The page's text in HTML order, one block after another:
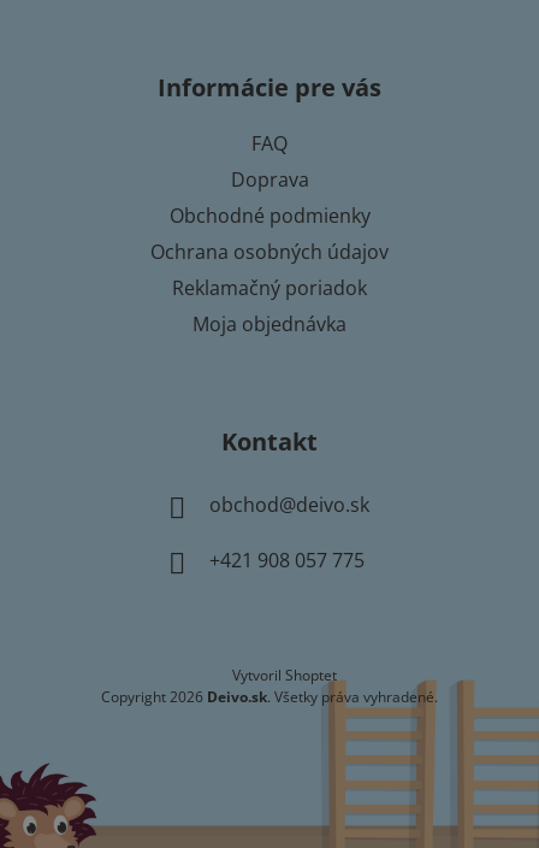
Informácie pre vás
FAQ
Doprava
Obchodné podmienky
Ochrana osobných údajov
Reklamačný poriadok
Moja objednávka
Kontakt
obchod@deivo.sk
+421 908 057 775
Vytvoril Shoptet
Copyright 2026 Deivo.sk. Všetky práva vyhradené.